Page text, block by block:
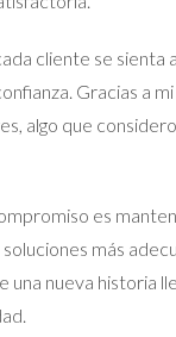
cliente se sienta
Gracias a
algo que
es
más
nueva historia